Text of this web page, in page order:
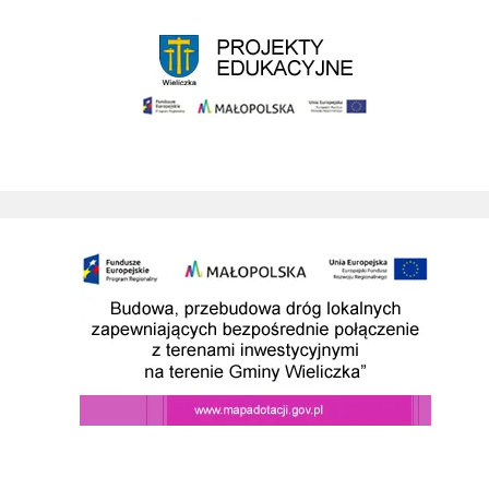
Organizacja transportu metropolitarnego